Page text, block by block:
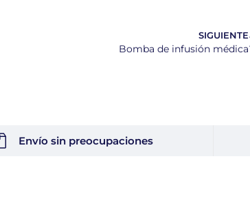
SIGUIENTE
Bomba de infusión médica
Envío sin preocupaciones